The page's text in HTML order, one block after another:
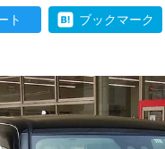
ト ブックマーク